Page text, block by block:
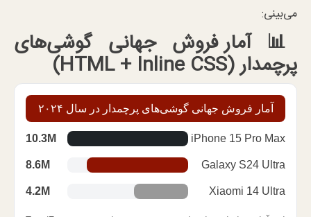
می‌بینی:
📊 آمار فروش جهانی گوشی‌های
پرچمدار(HTML + Inline CSS)
آمار فروش جهانی گوشی‌های پرچمدار در سال ۲۰۲۴
iPhone 15 Pro Max
10.3M
Galaxy S24 Ultra
8.6M
Xiaomi 14 Ultra
4.2M